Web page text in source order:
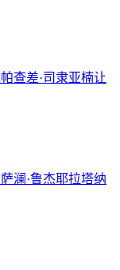
帕查差·司隶亚楠让
萨澜·鲁杰耶拉塔纳